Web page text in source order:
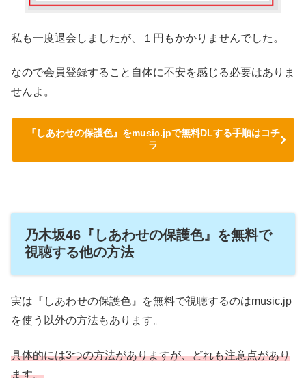
私も一度退会しましたが、１円もかかりませんでした。
なので会員登録すること自体に不安を感じる必要はありま
せんよ。
『しあわせの保護色』をmusic.jpで無料DLする手順はコチ
ラ
乃木坂46『しあわせの保護色』を無料で
視聴する他の方法
実は『しあわせの保護色』を無料で視聴するのはmusic.jp
を使う以外の方法もあります。
具体的には3つの方法がありますが、どれも注意点があり
ます。